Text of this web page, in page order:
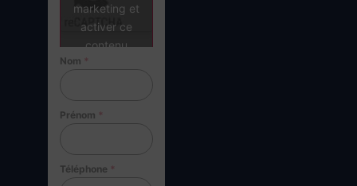
marketing et
activer ce
contenu
Nom *
Prénom *
Téléphone *